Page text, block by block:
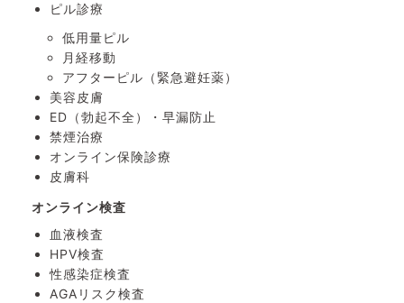
ピル診療
低用量ピル
月経移動
アフターピル （緊急避妊薬）
美容皮膚
ED（勃起不全）・ 早漏防止
禁煙治療
オンライン保険診療
皮膚科
オンライン検査
血液検査
HPV検査
性感染症検査
AGAリスク検査